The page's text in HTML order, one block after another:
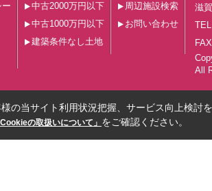
中古2000万円以下
中古1000万円以下
建築条件なし土地
周辺施設検索
お問い合わせ
滋
All
の当サイト利用状況把握、サービス向上検討
Cookieの取扱いについて」 をご確認ください。